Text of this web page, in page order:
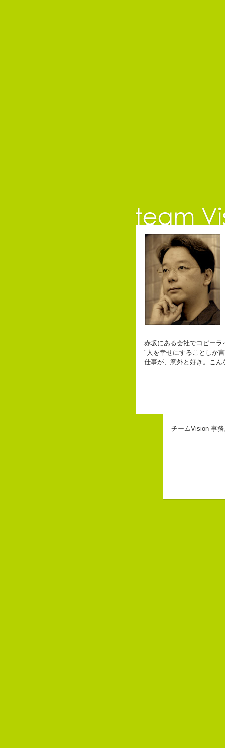
チームVision 事
赤坂にある会社でコピー
"人を幸せにすることしか
仕事が、意外と好き。こ